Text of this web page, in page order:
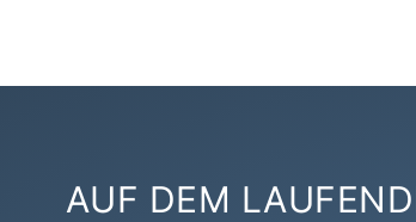
AUF DEM